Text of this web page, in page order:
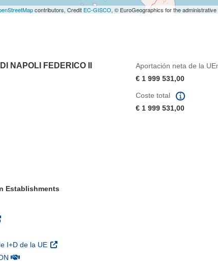
contributors, Credit EC-GISCO, © EuroGeographics for the administrative
NAPOLI FEDERICO II
Aportación neta de la
€ 1 999 531,00
Establishments
abrirá en una nueva ventana)
ventana)
I+D de la UE (se abrirá en una nueva ventana)
(se abrirá en una nueva ventana)
Coste total
€ 1 999 531,00